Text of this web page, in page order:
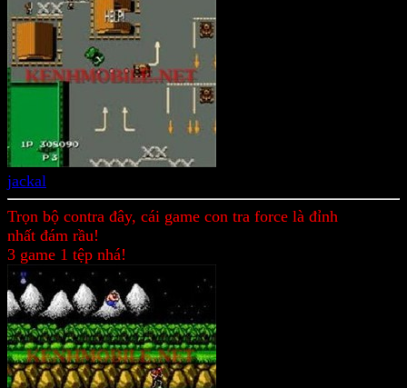
jackal
Trọn bộ contra đây, cái game con tra force là đỉnh
nhất đám rầu!
3 game 1 tệp nhá!